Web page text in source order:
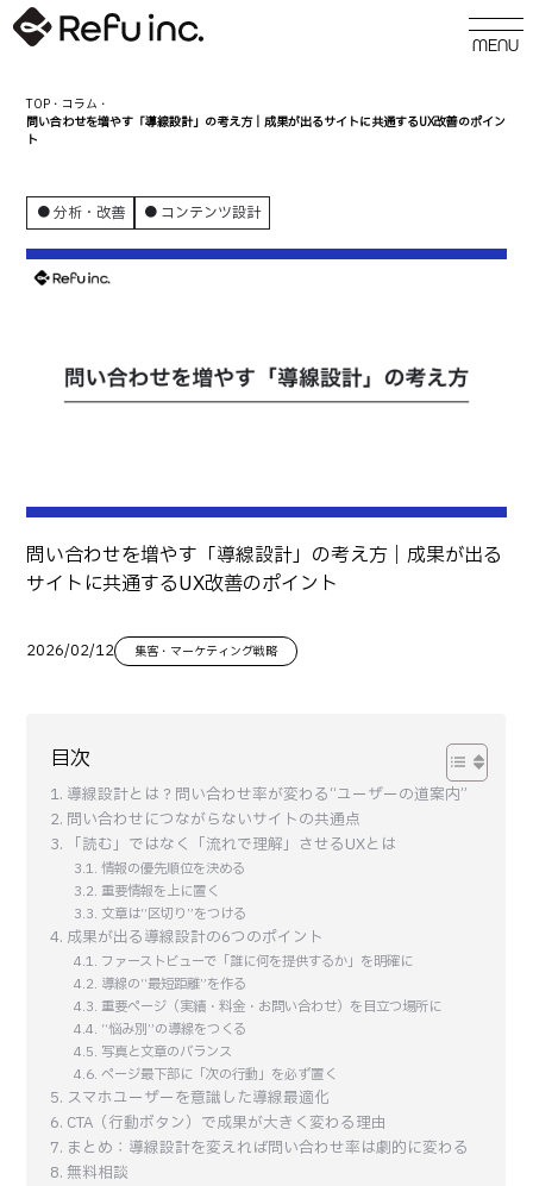
TOP ・ コラム ・
問い合わせを増やす「導線設計」の考え方｜成果が出るサイトに共通するUX改善のポイン
ト
分析・改善 コンテンツ設計
問い合わせを増やす「導線設計」の考え方｜成果が出る
サイトに共通するUX改善のポイント
2026/02/12 集客・マーケティング戦略
目次
導線設計とは？問い合わせ率が変わる“ユーザーの道案内”
問い合わせにつながらないサイトの共通点
「読む」ではなく「流れで理解」させるUXとは
情報の優先順位を決める
重要情報を上に置く
文章は“区切り”をつける
成果が出る導線設計の6つのポイント
ファーストビューで「誰に何を提供するか」を明確に
導線の“最短距離”を作る
重要ページ（実績・料金・お問い合わせ）を目立つ場所に
“悩み別”の導線をつくる
写真と文章のバランス
ページ最下部に「次の行動」を必ず置く
スマホユーザーを意識した導線最適化
CTA（行動ボタン）で成果が大きく変わる理由
まとめ：導線設計を変えれば問い合わせ率は劇的に変わる
無料相談